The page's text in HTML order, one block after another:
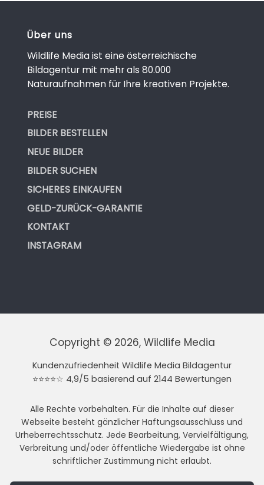
Über uns
Wildlife Media ist eine österreichische
Bildagentur mit mehr als 80.000
Naturaufnahmen für Ihre kreativen Projekte.
PREISE
BILDER BESTELLEN
NEUE BILDER
BILDER SUCHEN
SICHERES EINKAUFEN
GELD-ZURÜCK-GARANTIE
KONTAKT
INSTAGRAM
Copyright © 2026, Wildlife Media
Kundenzufriedenheit Wildlife Media Bildagentur
⭐⭐⭐⭐☆ 4,9/5 basierend auf 2144 Bewertungen
Alle Rechte vorbehalten. Für die Inhalte auf dieser
Webseite besteht gänzlicher Haftungsausschluss und
Urheberrechtsschutz. Jede Bearbeitung, Vervielfältigung,
Verbreitung und/oder öffentliche Wiedergabe ist ohne
schriftlicher Zustimmung nicht erlaubt.